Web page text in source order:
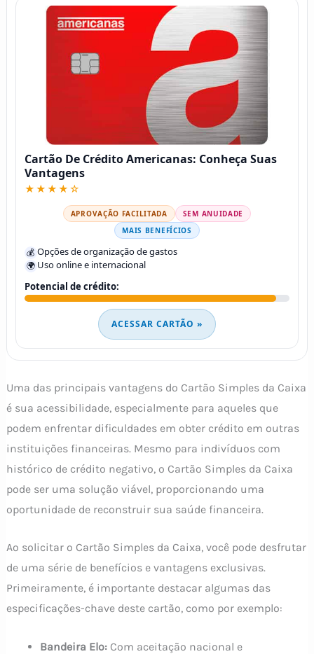
Cartão De Crédito Americanas: Conheça Suas
Vantagens
★★★★☆
APROVAÇÃO FACILITADA
SEM ANUIDADE
MAIS BENEFÍCIOS
💰 Opções de organização de gastos
🌍 Uso online e internacional
Potencial de crédito:
ACESSAR CARTÃO »
Uma das principais vantagens do Cartão Simples da Caixa
é sua acessibilidade, especialmente para aqueles que
podem enfrentar dificuldades em obter crédito em outras
instituições financeiras. Mesmo para indivíduos com
histórico de crédito negativo, o Cartão Simples da Caixa
pode ser uma solução viável, proporcionando uma
oportunidade de reconstruir sua saúde financeira.
Ao solicitar o Cartão Simples da Caixa, você pode desfrutar
de uma série de benefícios e vantagens exclusivas.
Primeiramente, é importante destacar algumas das
especificações-chave deste cartão, como por exemplo:
Bandeira Elo:Com aceitação nacional e